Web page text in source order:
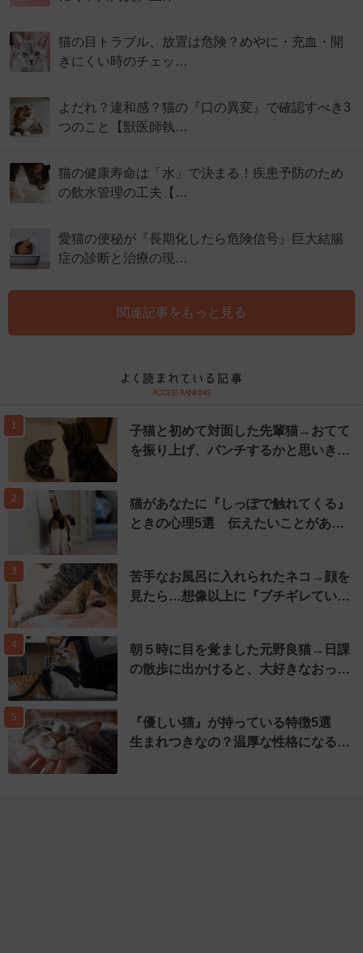
猫の目トラブル、放置は危険？めやに・充血・開
きにくい時のチェッ…
よだれ？違和感？猫の『口の異変』で確認すべき3
つのこと【獣医師執…
猫の健康寿命は「水」で決まる！疾患予防のため
の飲水管理の工夫【…
愛猫の便秘が『長期化したら危険信号』巨大結腸
症の診断と治療の現…
関連記事をもっと見る
1
子猫と初めて対面した先輩猫→おてて
を振り上げ、パンチするかと思いき…
2
猫があなたに『しっぽで触れてくる』
ときの心理5選 伝えたいことがあ…
3
苦手なお風呂に入れられたネコ→顔を
見たら…想像以上に『ブチギレてい…
4
朝５時に目を覚ました元野良猫→日課
の散歩に出かけると、大好きなおっ…
5
『優しい猫』が持っている特徴5選
生まれつきなの？温厚な性格になる…